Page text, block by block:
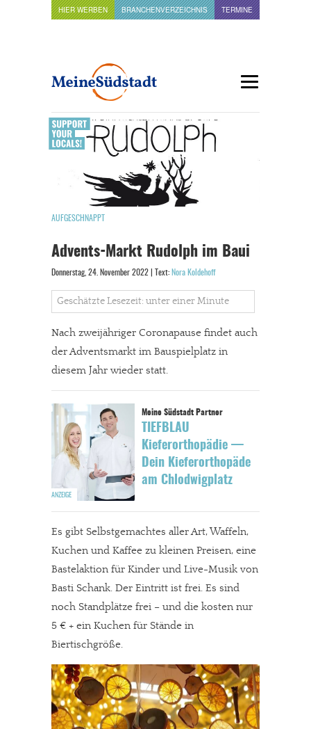
HIER WERBEN BRANCHENVERZEICHNIS TERMINE
AUFGESCHNAPPT
Advents-Markt Rudolph im Baui
Donnerstag, 24. November 2022 | Text: Nora Koldehoff
Geschätzte Lesezeit: unter einer Minute
Nach zweijähriger Coronapause findet auch
der Adventsmarkt im Bauspielplatz in
diesem Jahr wieder statt.
TIEFBLAU
Kieferorthopädie —
Dein Kieferorthopäde
am Chlodwigplatz
Es gibt Selbstgemachtes aller Art, Waffeln,
Kuchen und Kaffee zu kleinen Preisen, eine
Bastelaktion für Kinder und Live-Musik von
Basti Schank. Der Eintritt ist frei. Es sind
noch Standplätze frei – und die kosten nur
5 € + ein Kuchen für Stände in
Biertischgröße.